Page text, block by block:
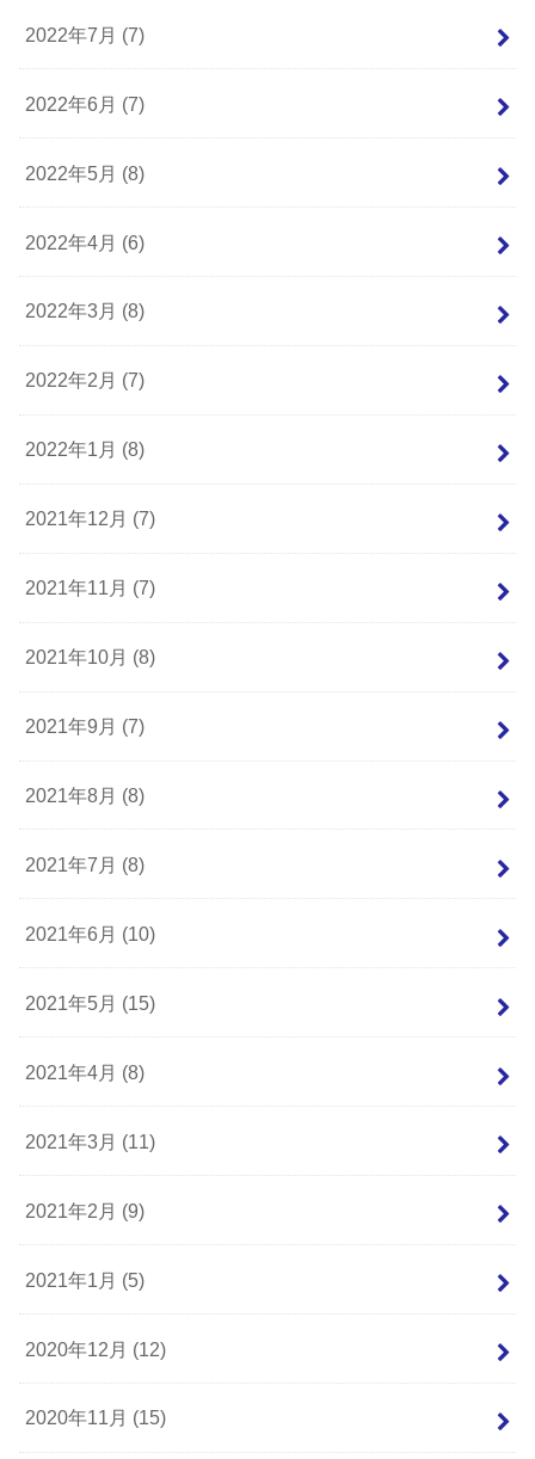
2022年7月 (7)
2022年6月 (7)
2022年5月 (8)
2022年4月 (6)
2022年3月 (8)
2022年2月 (7)
2022年1月 (8)
2021年12月 (7)
2021年11月 (7)
2021年10月 (8)
2021年9月 (7)
2021年8月 (8)
2021年7月 (8)
2021年6月 (10)
2021年5月 (15)
2021年4月 (8)
2021年3月 (11)
2021年2月 (9)
2021年1月 (5)
2020年12月 (12)
2020年11月 (15)